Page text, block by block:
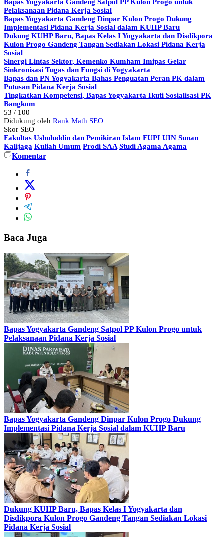
Bapas Yogyakarta Gandeng Satpol PP Kulon Progo untuk
Pelaksanaan Pidana Kerja Sosial
Bapas Yogyakarta Gandeng Dinpar Kulon Progo Dukung
Implementasi Pidana Kerja Sosial dalam KUHP Baru
Dukung KUHP Baru, Bapas Kelas I Yogyakarta dan Disdikpora
Kulon Progo Gandeng Tangan Sediakan Lokasi Pidana Kerja
Sosial
Sinergi Lintas Sektor, Kemenko Kumham Imipas Gelar
Sinkronisasi Tugas dan Fungsi di Yogyakarta
Bapas dan PN Yogyakarta Bahas Penguatan Peran PK dalam
Putusan Pidana Kerja Sosial
Tingkatkan Kompetensi, Bapas Yogyakarta Ikuti Sosialisasi PK
Bangkom
53 / 100
Didukung oleh Rank Math SEO
Skor SEO
Fakultas Ushuluddin dan Pemikiran Islam FUPI UIN Sunan
Kalijaga Kuliah Umum Prodi SAA Studi Agama Agama
Komentar
Baca Juga
Bapas Yogyakarta Gandeng Satpol PP Kulon Progo untuk
Pelaksanaan Pidana Kerja Sosial
Bapas Yogyakarta Gandeng Dinpar Kulon Progo Dukung
Implementasi Pidana Kerja Sosial dalam KUHP Baru
Dukung KUHP Baru, Bapas Kelas I Yogyakarta dan
Disdikpora Kulon Progo Gandeng Tangan Sediakan Lokasi
Pidana Kerja Sosial